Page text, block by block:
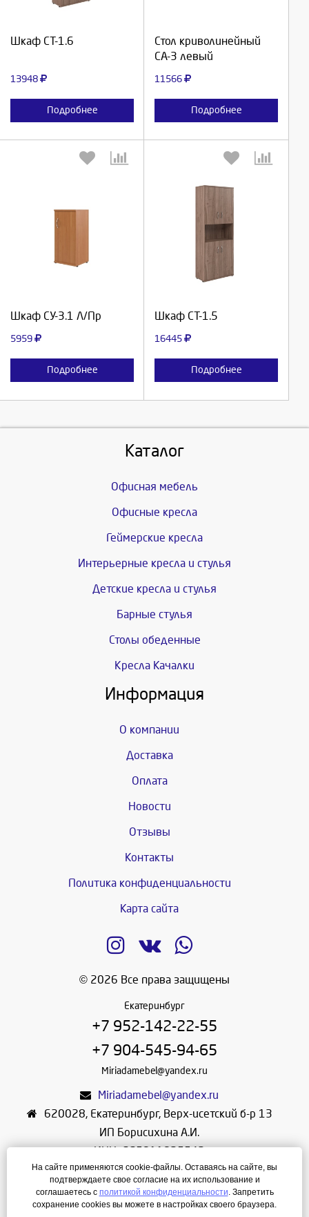
Шкаф СТ-1.6
13948
Подробнее
Стол криволинейный
СА-3 левый
11566
Подробнее
Отмена
Шкаф СУ-3.1 Л/Пр
5959
Подробнее
Шкаф СТ-1.5
16445
Подробнее
Выберите количество:
Каталог
Офисная мебель
Офисные кресла
Геймерские кресла
Интерьерные кресла и стулья
Детские кресла и стулья
Барные стулья
Столы обеденные
Кресла Качалки
Информация
О компании
Доставка
Оплата
Новости
Отзывы
Контакты
Политика конфиденциальности
Карта сайта
© 2026 Все права защищены
Екатеринбург
+7 952-142-22-55
+7 904-545-94-65
Miriadamebel@yandex.ru
Miriadamebel@yandex.ru
620028, Екатеринбург, Верх-исетский б-р 13
ИП Борисихина А.И.
ИНН: 665811825542
ОГРНИП: 312665804600057
Режим работы: Ежедневно с 10-30 до 19-30
На сайте применяются cookie-файлы. Оставаясь на сайте, вы
подтверждаете свое согласие на их использование и
соглашаетесь с политикой конфиденциальности. Запретить
сохранение cookies вы можете в настройках своего браузера.